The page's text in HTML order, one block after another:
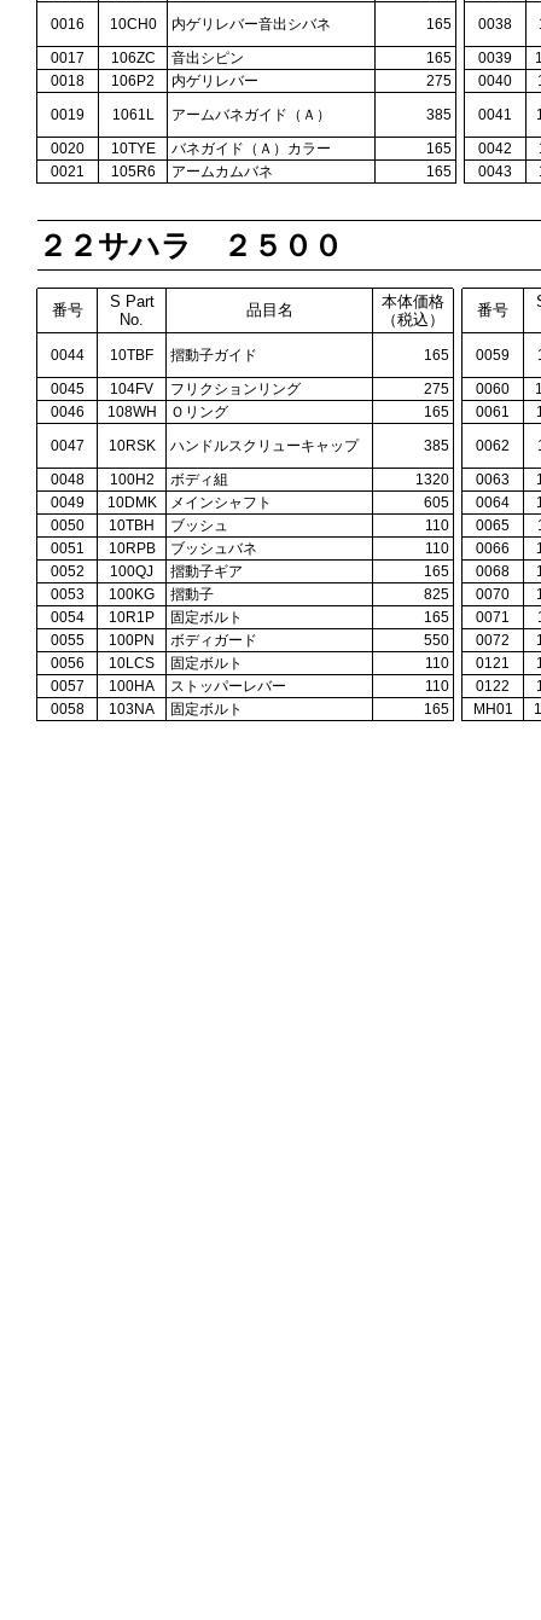
0016
10CH0 内ゲリレバー音出シバネ 165 0038
0017
106ZC 音出シピン 165 0039
0018
106P2 内ゲリレバー 275 0040
0019
1061L アームバネガイド（Ａ） 385 0041
0020
10TYE バネガイド（Ａ）カラー 165 0042
0021
105R6 アームカムバネ 165 0043
２２サハラ ２５００
番号
S Part
No.
品目名
本体価格
（税込）
番号
0044 10TBF 摺動子ガイド 165 0059
0045
104FV フリクションリング 275 0060
0046
108WH Ｏリング 165 0061
0047
10RSK ハンドルスクリューキャップ 385 0062
0048
100H2 ボディ組 1320 0063
0049
10DMK メインシャフト 605 0064
0050
10TBH ブッシュ 110 0065
0051
10RPB ブッシュバネ 110 0066
0052
100QJ 摺動子ギア 165 0068
0053
100KG 摺動子 825 0070
0054
10R1P 固定ボルト 165 0071
0055
100PN ボディガード 550 0072
0056
10LCS 固定ボルト 110 0121
0057
100HA ストッパーレバー 110 0122
0058
103NA 固定ボルト 165 MH01